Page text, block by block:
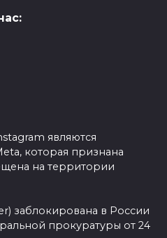
являются
которая признана
на территории
заблокирована в России
прокуратуры от 24